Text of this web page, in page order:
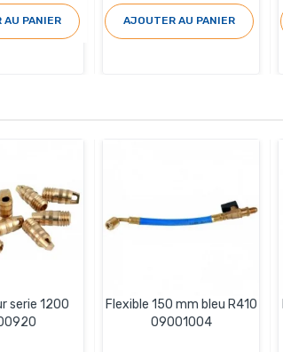
PANIER AJOUTER AU PANIER
serie 1200
Flexible 150 mm bleu R410
09001004